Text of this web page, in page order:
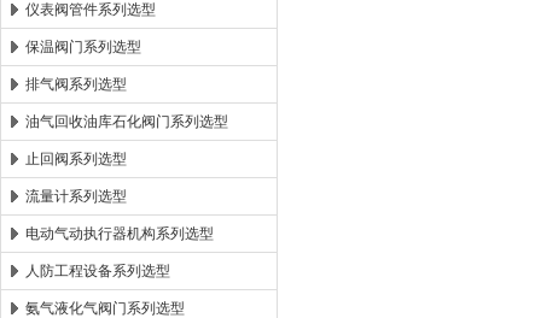
仪表阀管件系列选型
保温阀门系列选型
排气阀系列选型
油气回收油库石化阀门系列选型
止回阀系列选型
流量计系列选型
电动气动执行器机构系列选型
人防工程设备系列选型
氨气液化气阀门系列选型